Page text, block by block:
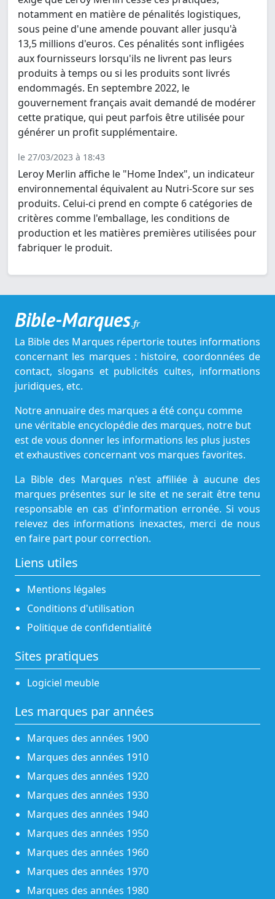
notamment en matière de pénalités logistiques,
sous peine d'une amende pouvant aller jusqu'à
13,5 millions d'euros. Ces pénalités sont infligées
aux fournisseurs lorsqu'ils ne livrent pas leurs
produits à temps ou si les produits sont livrés
endommagés. En septembre 2022, le
gouvernement français avait demandé de modérer
cette pratique, qui peut parfois être utilisée pour
générer un profit supplémentaire.
le 27/03/2023 à 18:43
Leroy Merlin affiche le "Home Index", un indicateur
environnemental équivalent au Nutri-Score sur ses
produits. Celui-ci prend en compte 6 catégories de
critères comme l'emballage, les conditions de
production et les matières premières utilisées pour
fabriquer le produit.
Bible-Marques.fr
La Bible des Marques répertorie toutes informations
concernant les marques : histoire, coordonnées de
contact, slogans et publicités cultes, informations
juridiques, etc.
Notre annuaire des marques a été conçu comme
une véritable encyclopédie des marques, notre but
est de vous donner les informations les plus justes
et exhaustives concernant vos marques favorites.
La Bible des Marques n'est affiliée à aucune des
marques présentes sur le site et ne serait être tenu
responsable en cas d'information erronée. Si vous
relevez des informations inexactes, merci de nous
en faire part pour correction.
Liens utiles
Mentions légales
Conditions d'utilisation
Politique de confidentialité
Sites pratiques
Logiciel meuble
Les marques par années
Marques des années 1900
Marques des années 1910
Marques des années 1920
Marques des années 1930
Marques des années 1940
Marques des années 1950
Marques des années 1960
Marques des années 1970
Marques des années 1980